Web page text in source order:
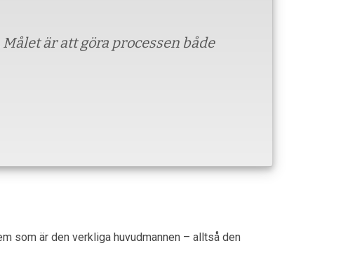
är att göra processen både
som är den verkliga huvudmannen – alltså den